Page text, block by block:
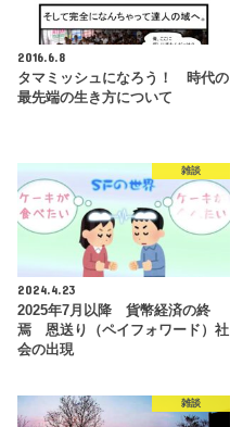
2016.6.8
タマミッシュになろう！ 時代の
最先端の生き方について
雑談
2024.4.23
2025年7月以降 貨幣経済の終
焉 恩送り（ペイフォワード）社
会の出現
雑談